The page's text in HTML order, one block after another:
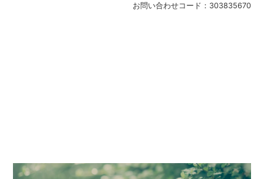
お問い合わせコード： 303835670